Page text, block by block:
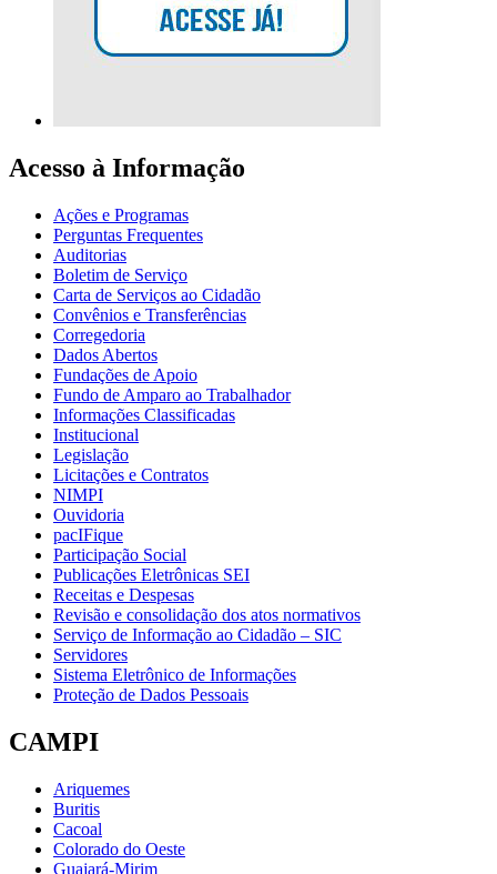
Acesso à Informação
Ações e Programas
Perguntas Frequentes
Auditorias
Boletim de Serviço
Carta de Serviços ao Cidadão
Convênios e Transferências
Corregedoria
Dados Abertos
Fundações de Apoio
Fundo de Amparo ao Trabalhador
Informações Classificadas
Institucional
Legislação
Licitações e Contratos
NIMPI
Ouvidoria
pacIFique
Participação Social
Publicações Eletrônicas SEI
Receitas e Despesas
Revisão e consolidação dos atos normativos
Serviço de Informação ao Cidadão – SIC
Servidores
Sistema Eletrônico de Informações
Proteção de Dados Pessoais
CAMPI
Ariquemes
Buritis
Cacoal
Colorado do Oeste
Guajará-Mirim